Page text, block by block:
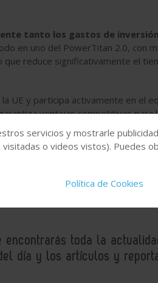
tanto los gastos de inversión
en uno del PowerTitan 2.0, con
que reduce significativamente el
UE y participa activamente en el
ventajas competitivas para
encontrarás toda la
día y los artículos y
servicios y mostrarle
o videos vistos). Puedes
Política de Cookies